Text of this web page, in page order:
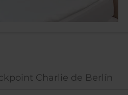
Charlie de Berlín